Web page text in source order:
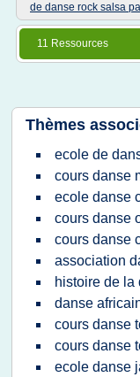
de danse rock salsa
11 Ressources
Thèmes
ecole de
cours danse
ecole danse
cours danse
cours danse
association
histoire de la
danse
cours danse
cours danse
ecole danse